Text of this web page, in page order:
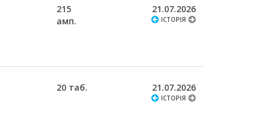
215
амп.
21.07.2026
ІСТОРІЯ
20 таб. 21.07.2026
ІСТОРІЯ